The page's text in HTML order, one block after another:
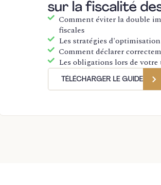
sur la fiscalité
Comment éviter la double
fiscales
Les stratégies
Comment déclarer
Les obligations lors de
TÉLÉCHARGER LE GUIDE